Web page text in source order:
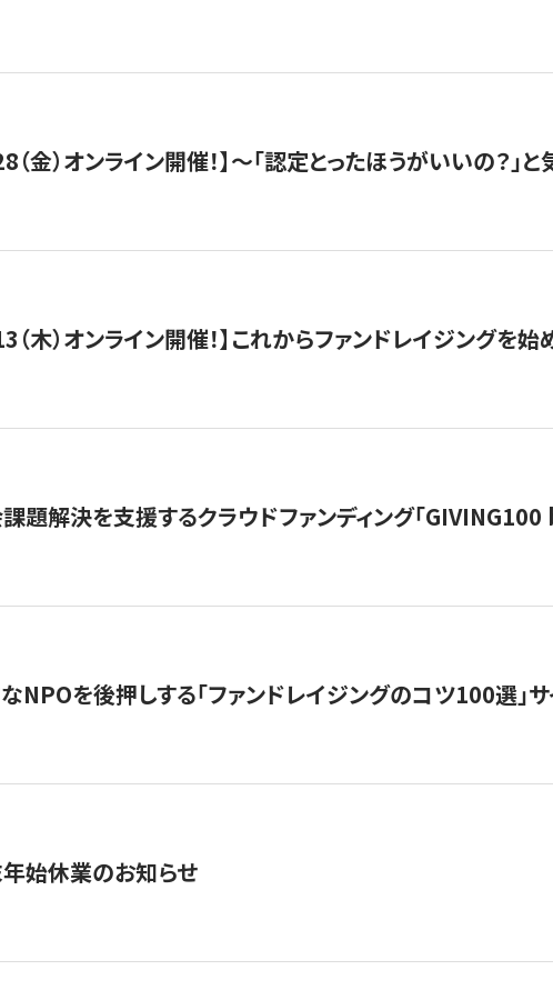
（金）オンライン開催！】〜「認定とったほうがいいの？
（木）オンライン開催！】これからファンドレイジングを
題解決を支援するクラウドファンディング「
NPOを後押しする「ファンドレイジングのコツ100選」
始休業のお知らせ